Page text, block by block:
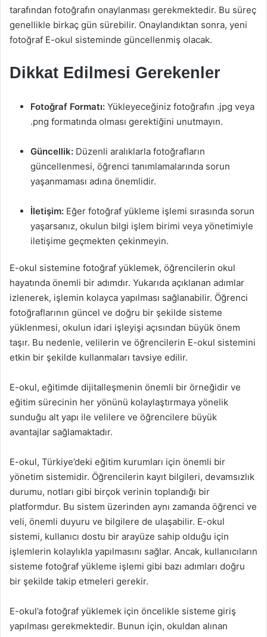
tarafından fotoğrafın onaylanması gerekmektedir. Bu süreç
genellikle birkaç gün sürebilir. Onaylandıktan sonra, yeni
fotoğraf E-okul sisteminde güncellenmiş olacak.
Dikkat Edilmesi Gerekenler
Fotoğraf Formatı: Yükleyeceğiniz fotoğrafın .jpg veya
.png formatında olması gerektiğini unutmayın.
Güncellik: Düzenli aralıklarla fotoğrafların
güncellenmesi, öğrenci tanımlamalarında sorun
yaşanmaması adına önemlidir.
İletişim: Eğer fotoğraf yükleme işlemi sırasında sorun
yaşarsanız, okulun bilgi işlem birimi veya yönetimiyle
iletişime geçmekten çekinmeyin.
E-okul sistemine fotoğraf yüklemek, öğrencilerin okul
hayatında önemli bir adımdır. Yukarıda açıklanan adımlar
izlenerek, işlemin kolayca yapılması sağlanabilir. Öğrenci
fotoğraflarının güncel ve doğru bir şekilde sisteme
yüklenmesi, okulun idari işleyişi açısından büyük önem
taşır. Bu nedenle, velilerin ve öğrencilerin E-okul sistemini
etkin bir şekilde kullanmaları tavsiye edilir.
E-okul, eğitimde dijitalleşmenin önemli bir örneğidir ve
eğitim sürecinin her yönünü kolaylaştırmaya yönelik
sunduğu alt yapı ile velilere ve öğrencilere büyük
avantajlar sağlamaktadır.
E-okul, Türkiye’deki eğitim kurumları için önemli bir
yönetim sistemidir. Öğrencilerin kayıt bilgileri, devamsızlık
durumu, notları gibi birçok verinin toplandığı bir
platformdur. Bu sistem üzerinden aynı zamanda öğrenci ve
veli, önemli duyuru ve bilgilere de ulaşabilir. E-okul
sistemi, kullanıcı dostu bir arayüze sahip olduğu için
işlemlerin kolaylıkla yapılmasını sağlar. Ancak, kullanıcıların
sisteme fotoğraf yükleme işlemi gibi bazı adımları doğru
bir şekilde takip etmeleri gerekir.
E-okul’a fotoğraf yüklemek için öncelikle sisteme giriş
yapılması gerekmektedir. Bunun için, okuldan alınan